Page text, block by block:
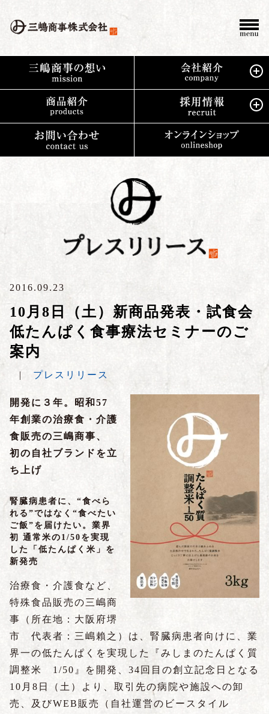
2016.09.23
10月8日（土）新商品発表・試食会
低たんぱく食事療法セミナーのご
案内
| プレスリリース
開発に３年。昭和57
年創業の治療食・介護
食販売の三嶋商事、
初の自社ブランドを立
ち上げ
腎臓病患者に、“食べら
れる”ではなく“食べたい
ご飯”を届けたい。業界
初 通常米の1/50を実現
した「低たんぱく米」を
新発売
治療食・介護食など、
特殊食品販売の三嶋商
事（所在地：大阪府堺
市 代表者：三嶋賴之）は、腎臓病患者向けに、業
界一の低たんぱくを実現した『みしまのたんぱく質
調整米 1/50』を開発、34回目の創立記念日となる
10月8日（土）より、取引先の病院や施設への卸
売、及びWEB販売（自社運営のビースタイル